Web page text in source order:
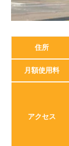
住所
月額使用料
アクセス